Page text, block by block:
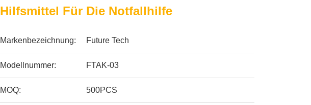
Hilfsmittel Für Die Notfallhilfe
Markenbezeichnung: Future Tech
Modellnummer: FTAK-03
MOQ: 500PCS